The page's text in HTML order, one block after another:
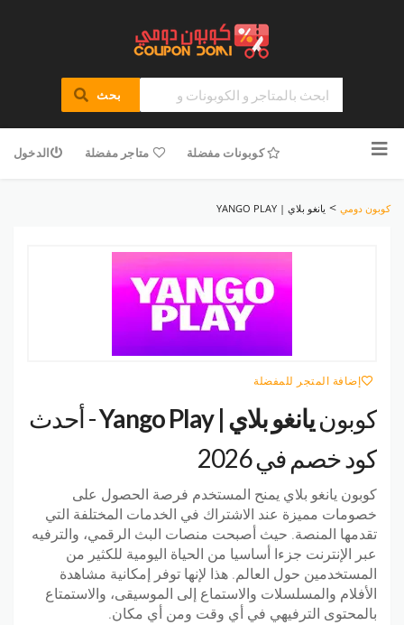
بحث
للمحتوى
كوبونات مفضلة متاجر مفضلة الدخول
كوبون دومي > يانغو بلاي | YANGO PLAY
إضافة المتجر للمفضلة
كوبونيانغو بلاي | Yango Play
- أحدث
كود خصم في 2026
كوبون يانغو بلاي يمنح المستخدم فرصة الحصول على
خصومات مميزة عند الاشتراك في الخدمات المختلفة التي
تقدمها المنصة. حيث أصبحت منصات البث الرقمي، والترفيه
عبر الإنترنت جزءا أساسيا من الحياة اليومية للكثير من
المستخدمين حول العالم. هذا لإنها توفر إمكانية مشاهدة
الأفلام والمسلسلات والاستماع إلى الموسيقى، والاستمتاع
بالمحتوى الترفيهي في أي وقت ومن أي مكان.